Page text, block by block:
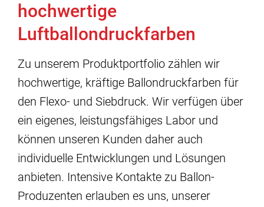
hochwertige
Luftballondruckfarben
Zu unserem Produktportfolio zählen wir
hochwertige, kräftige Ballondruckfarben für
den Flexo- und Siebdruck. Wir verfügen über
ein eigenes, leistungsfähiges Labor und
können unseren Kunden daher auch
individuelle Entwicklungen und Lösungen
anbieten. Intensive Kontakte zu Ballon-
Produzenten erlauben es uns, unserer